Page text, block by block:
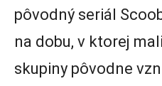
pôvodný seriál
na dobu, v ktorej
skupiny pôvodne